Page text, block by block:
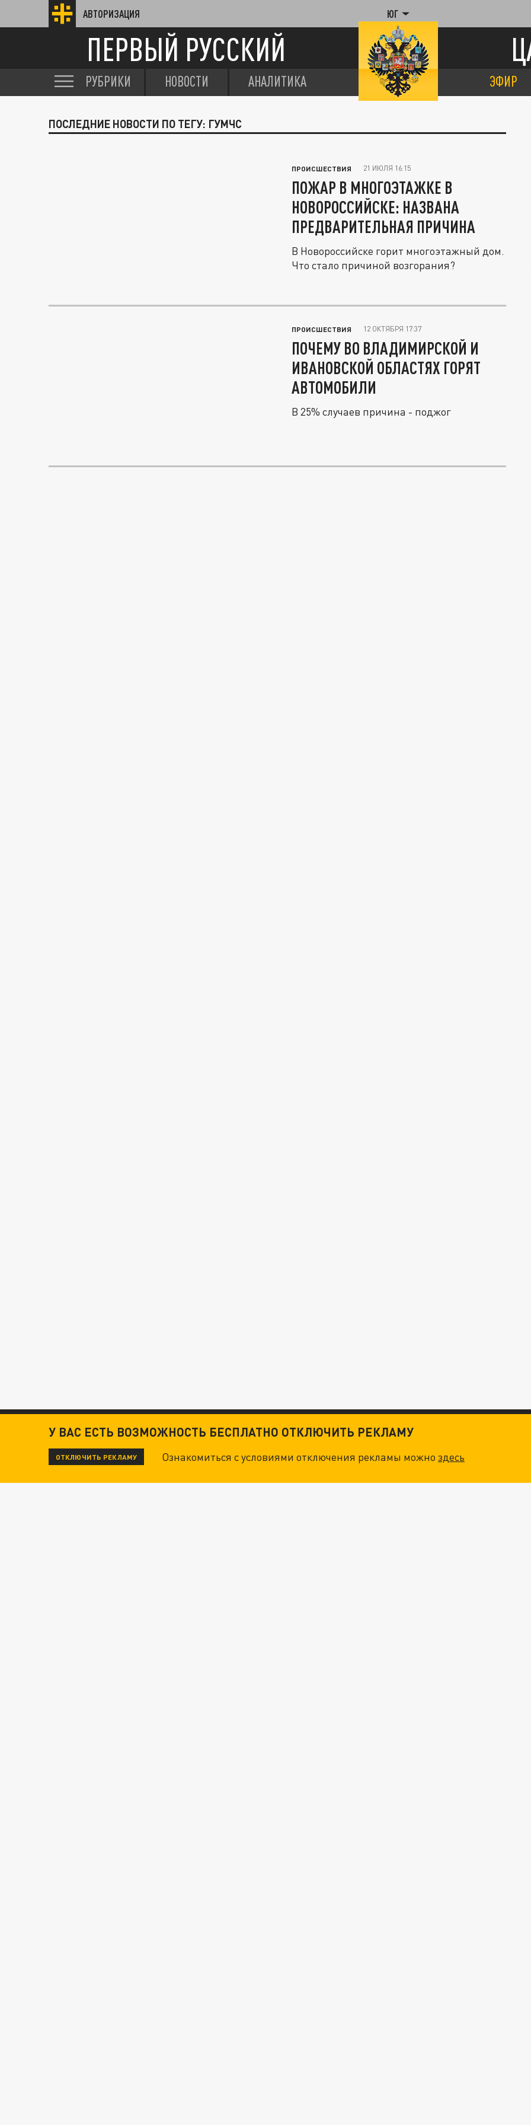
АВТОРИЗАЦИЯ ЮГ
ПЕРВЫЙ РУССКИЙ
РУБРИКИ НОВОСТИ АНАЛИТИКА ЭФИР
ПОСЛЕДНИЕ НОВОСТИ ПО ТЕГУ: ГУМЧС
ПРОИСШЕСТВИЯ 21 ИЮЛЯ 16:15
ПОЖАР В МНОГОЭТАЖКЕ В
НОВОРОССИЙСКЕ: НАЗВАНА
ПРЕДВАРИТЕЛЬНАЯ ПРИЧИНА
В Новороссийске горит многоэтажный дом.
Что стало причиной возгорания?
ПРОИСШЕСТВИЯ 12 ОКТЯБРЯ 17:37
ПОЧЕМУ ВО ВЛАДИМИРСКОЙ И
ИВАНОВСКОЙ ОБЛАСТЯХ ГОРЯТ
АВТОМОБИЛИ
В 25% случаев причина - поджог
У ВАС ЕСТЬ ВОЗМОЖНОСТЬ БЕСПЛАТНО ОТКЛЮЧИТЬ РЕКЛАМУ
ОТКЛЮЧИТЬ РЕКЛАМУ Ознакомиться с условиями отключения рекламы можноздесь